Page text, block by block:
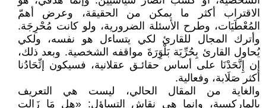
الاقتراب أكثر ما يمكن من الحقيقة، وعرض أهمّ
المُعْطَيَات، وطرح الأسئلة الضرورية، ولو كانت مُحْرِجَة.
وأترك المجال للقارئ لكي يتساءل هو نفسه، ولكي
يُحاول القارئ بِحُرِّيَة بَلْوَِرَةَ مواقفه الشخصية. وبعد ذلك،
إن إِتَّحَدْنَا على أساس حقائـق عقلانية، فسيكون إتِّحَادُنا
أكثر صَلَابة، وفعالية.
والغاية من المقال الحالي، ليست هي التعريف
بالماركسية، وإنما هي نقاش التساؤل: «هل مَا زَالت